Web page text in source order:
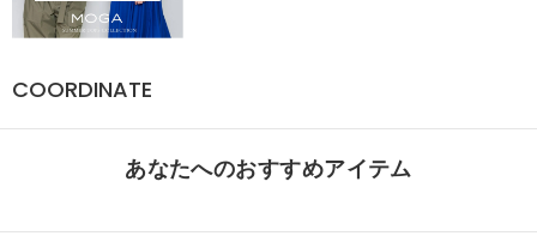
COORDINATE
あなたへのおすすめアイテム